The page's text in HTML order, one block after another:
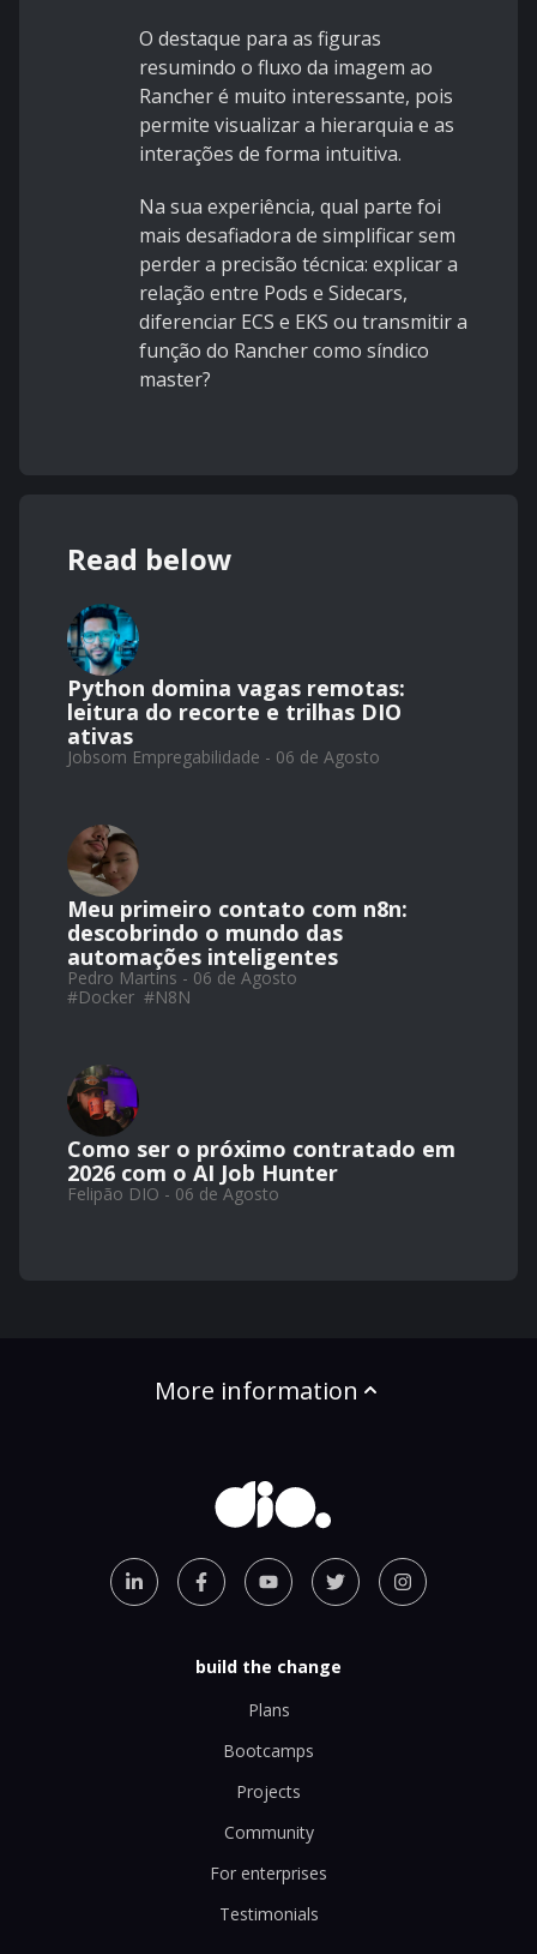
O destaque para as figuras
resumindo o fluxo da imagem ao
Rancher é muito interessante, pois
permite visualizar a hierarquia e as
interações de forma intuitiva.
Na sua experiência, qual parte foi
mais desafiadora de simplificar sem
perder a precisão técnica: explicar a
relação entre Pods e Sidecars,
diferenciar ECS e EKS ou transmitir a
função do Rancher como síndico
master?
Read below
Python domina vagas remotas:
leitura do recorte e trilhas DIO
ativas
Jobsom Empregabilidade - 06 de Agosto
Meu primeiro contato com n8n:
descobrindo o mundo das
automações inteligentes
Pedro Martins - 06 de Agosto
#Docker #N8N
Como ser o próximo contratado em
2026 com o AI Job Hunter
Felipão DIO - 06 de Agosto
More information
build the change
Plans
Bootcamps
Projects
Community
For enterprises
Testimonials